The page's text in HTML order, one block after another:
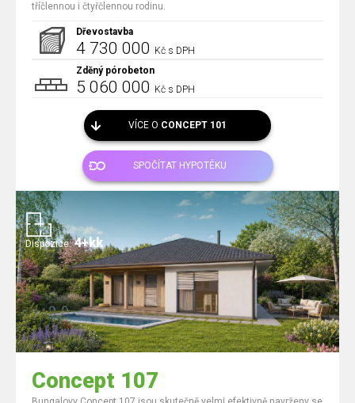
tříčlennou i čtyřčlennou rodinu.
Dřevostavba
4 730 000 Kč s DPH
Zděný pórobeton
5 060 000 Kč s DPH
VÍCE O CONCEPT 101
SPOČÍTAT HYPOTÉKU
Dispozice: 4+kk
Concept 107